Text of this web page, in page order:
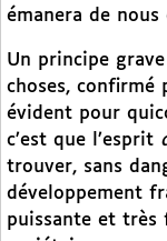
émanera de
Un principe
choses, confirmé
évident pour
c’est que l’esprit
trouver, sans
développement
puissante et très